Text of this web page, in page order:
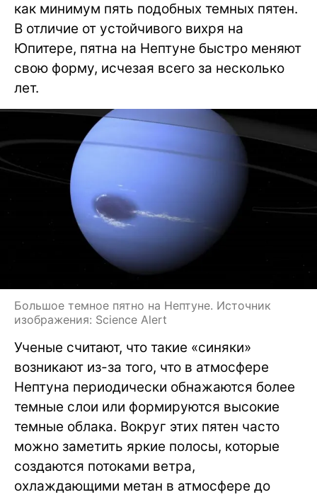
как минимум пять подобных темных пятен.
В отличие от устойчивого вихря на
Юпитере, пятна на Нептуне быстро меняют
свою форму, исчезая всего за несколько
лет.
Большое темное пятно на Нептуне. Источник
изображения: Science Alert
Ученые считают, что такие «синяки»
возникают из-за того, что в атмосфере
Нептуна периодически обнажаются более
темные слои или формируются высокие
темные облака. Вокруг этих пятен часто
можно заметить яркие полосы, которые
создаются потоками ветра,
охлаждающими метан в атмосфере до